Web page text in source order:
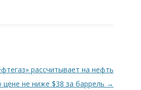
рассчитывает на нефть
цене не ниже $38 за баррель →